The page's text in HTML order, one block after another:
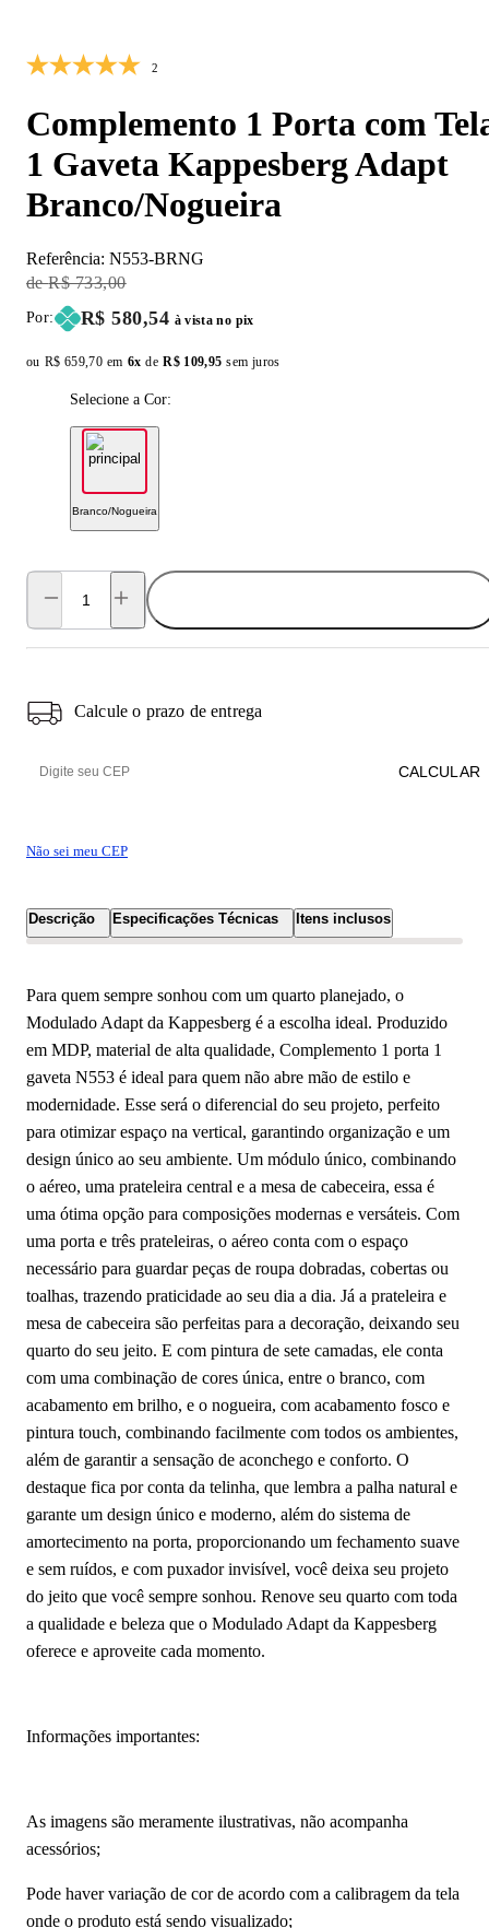
2
Complemento 1 Porta com
1 Gaveta Kappesberg Adapt
Branco/Nogueira
Referência: N553-BRNG
Original Price:
R$ 733,00
Por: Price:
R$ 580,54 à vista no pix
ou Original price:
R$ 659,70 em 6x de Installment price:
R$ 109,95 sem juros
Selecione a Cor:
Branco/Nogueira
Calcule o prazo de entrega
Não sei meu CEP
CALCULAR
Descrição Especificações Técnicas Itens inclusos
Para quem sempre sonhou com um quarto planejado, o
Modulado Adapt da Kappesberg é a escolha ideal. Produzido
em MDP, material de alta qualidade, Complemento 1 porta 1
gaveta N553 é ideal para quem não abre mão de estilo e
modernidade. Esse será o diferencial do seu projeto, perfeito
para otimizar espaço na vertical, garantindo organização e um
design único ao seu ambiente. Um módulo único, combinando
o aéreo, uma prateleira central e a mesa de cabeceira, essa é
uma ótima opção para composições modernas e versáteis. Com
uma porta e três prateleiras, o aéreo conta com o espaço
necessário para guardar peças de roupa dobradas, cobertas ou
toalhas, trazendo praticidade ao seu dia a dia. Já a prateleira e
mesa de cabeceira são perfeitas para a decoração, deixando seu
quarto do seu jeito. E com pintura de sete camadas, ele conta
com uma combinação de cores única, entre o branco, com
acabamento em brilho, e o nogueira, com acabamento fosco e
pintura touch, combinando facilmente com todos os ambientes,
além de garantir a sensação de aconchego e conforto. O
destaque fica por conta da telinha, que lembra a palha natural e
garante um design único e moderno, além do sistema de
amortecimento na porta, proporcionando um fechamento suave
e sem ruídos, e com puxador invisível, você deixa seu projeto
do jeito que você sempre sonhou. Renove seu quarto com toda
a qualidade e beleza que o Modulado Adapt da Kappesberg
oferece e aproveite cada momento.
Informações importantes:
As imagens são meramente ilustrativas, não acompanha
acessórios;
Pode haver variação de cor de acordo com a calibragem da tela
onde o produto está sendo visualizado;